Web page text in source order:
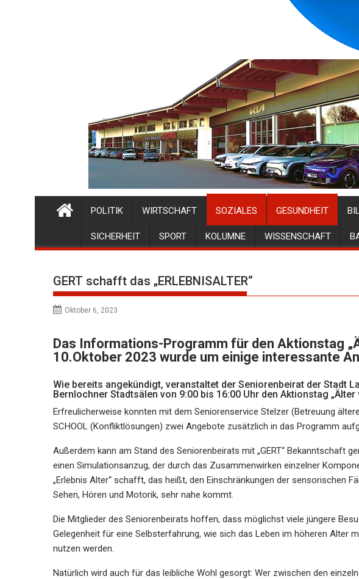
POLITIK WIRTSCHAFT SOZIALES GESUNDHEIT
SICHERHEIT SPORT KOLUMNE WISSENSCHAFT
GERT schafft das „ERLEBNISALTER“
Oktober 6, 2023
Das Informations-Programm für den Aktionstag
10.Oktober 2023 wurde um einige interessante
Wie bereits angekündigt, veranstaltet der Seniorenbeirat der Stadt
Bernlochner Stadtsälen von 9:00 bis 16:00 Uhr den Aktionstag „Älter
Erfreulicherweise konnten mit dem Seniorenservice Stelzer (Betreuung
SCHOOL (Konfliktlösungen) zwei Angebote zusätzlich in das Programm
Außerdem kann am Stand des Seniorenbeirats mit „GERT“ Bekanntschaft
einen Simulationsanzug, der durch das Zusammenwirken einzelner
„Erlebnis Alter“ schafft, das heißt, den Einschränkungen der sensorischen
Sehen, Hören und Motorik, sehr nahe kommt.
Die Mitglieder des Seniorenbeirats hoffen, dass möglichst viele jüngere
Gelegenheit für eine Selbsterfahrung, wie sich das Leben im höheren Alter
nutzen werden.
Natürlich wird auch für das leibliche Wohl gesorgt: Wer zwischen den